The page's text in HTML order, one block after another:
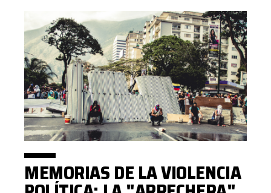
MEMORIAS DE LA VIOLENCIA